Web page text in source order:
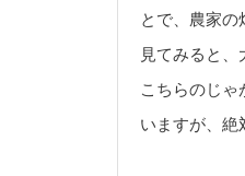
とで、農家の
見てみると
こちらのじゃ
いますが、絶